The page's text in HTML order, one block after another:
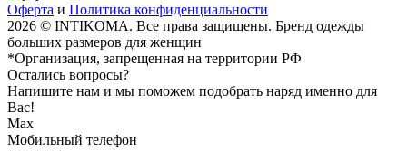
Оферта и Политика конфиденциальности
2026 © INTIKOMA. Все права защищены. Бренд одежды
больших размеров для женщин
*Организация, запрещенная на территории РФ
Остались вопросы?
Напишите нам и мы поможем подобрать наряд именно для
Вас!
Max
Мобильный телефон